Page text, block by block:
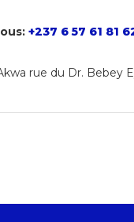
+237 6 57 61 81
rue du Dr. Bebey